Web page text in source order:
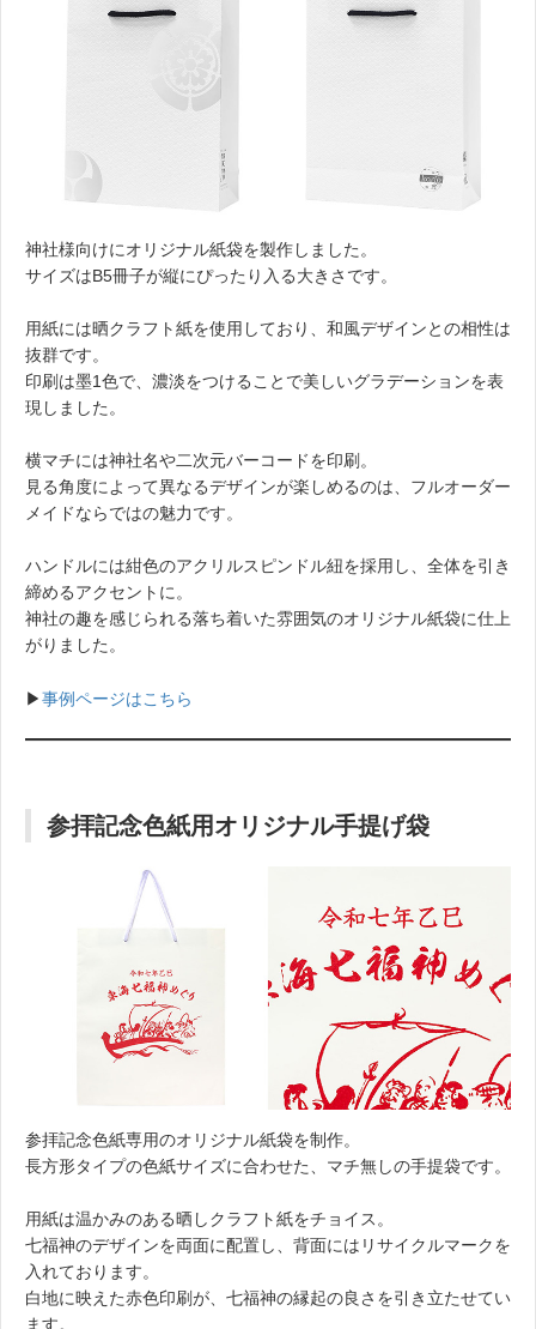
神社様向けにオリジナル紙袋を製作しました。
サイズはB5冊子が縦にぴったり入る大きさです。
用紙には晒クラフト紙を使用しており、和風デザインとの相性は
抜群です。
印刷は墨1色で、濃淡をつけることで美しいグラデーションを表
現しました。
横マチには神社名や二次元バーコードを印刷。
見る角度によって異なるデザインが楽しめるのは、フルオーダー
メイドならではの魅力です。
ハンドルには紺色のアクリルスピンドル紐を採用し、全体を引き
締めるアクセントに。
神社の趣を感じられる落ち着いた雰囲気のオリジナル紙袋に仕上
がりました。
▶︎事例ページはこちら
参拝記念色紙用オリジナル手提げ袋
参拝記念色紙専用のオリジナル紙袋を制作。
長方形タイプの色紙サイズに合わせた、マチ無しの手提袋です。
用紙は温かみのある晒しクラフト紙をチョイス。
七福神のデザインを両面に配置し、背面にはリサイクルマークを
入れております。
白地に映えた赤色印刷が、七福神の縁起の良さを引き立たせてい
ます。